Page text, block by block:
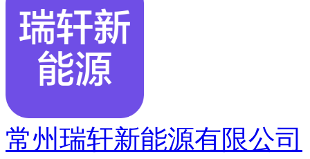
常州瑞轩新能源有限公司